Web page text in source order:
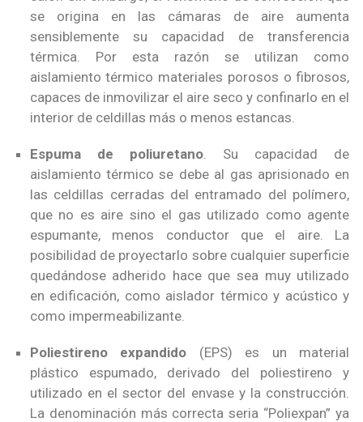
se origina en las cámaras de aire aumenta
sensiblemente su capacidad de transferencia
térmica. Por esta razón se utilizan como
aislamiento térmico materiales porosos o fibrosos,
capaces de inmovilizar el aire seco y confinarlo en el
interior de celdillas más o menos estancas.
Espuma de poliuretano. Su capacidad de
aislamiento térmico se debe al gas aprisionado en
las celdillas cerradas del entramado del polímero,
que no es aire sino el gas utilizado como agente
espumante, menos conductor que el aire. La
posibilidad de proyectarlo sobre cualquier superficie
quedándose adherido hace que sea muy utilizado
en edificación, como aislador térmico y acústico y
como impermeabilizante.
Poliestireno expandido (EPS) es un material
plástico espumado, derivado del poliestireno y
utilizado en el sector del envase y la construcción.
La denominación más correcta seria “Poliexpan” ya